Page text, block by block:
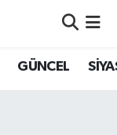
GÜNCEL